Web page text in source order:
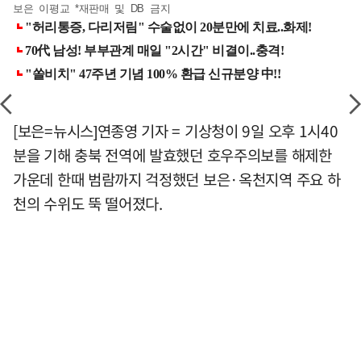
보은 이평교 *재판매 및 DB 금지
[보은=뉴시스]연종영 기자 = 기상청이 9일 오후 1시40
분을 기해 충북 전역에 발효했던 호우주의보를 해제한
가운데 한때 범람까지 걱정했던 보은·옥천지역 주요 하
천의 수위도 뚝 떨어졌다.